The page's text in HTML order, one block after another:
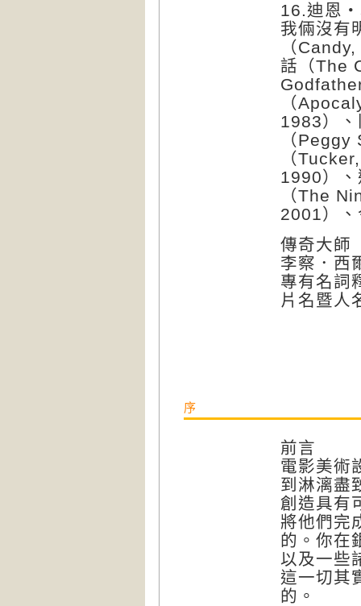
16.迪恩
我倆沒有
（
話（The
（
1983）
（
（
1990）
（The
2001）
傳奇大師
李察．西
專有名詞
片名暨人
序
前言
電影美術
到淋漓盡
創造具有
將他們完
的。你在
以及一些
這一切其
的。